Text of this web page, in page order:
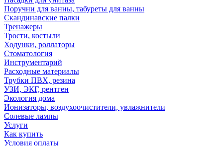
Поручни для ванны, табуреты для ванны
Скандинавские палки
Тренажеры
Трости, костыли
Ходунки, роллаторы
Стоматология
Инструментарий
Расходные материалы
Трубки ПВХ, резина
УЗИ, ЭКГ, рентген
Экология дома
Ионизаторы, воздухоочистители, увлажнители
Солевые лампы
Услуги
Как купить
Условия оплаты